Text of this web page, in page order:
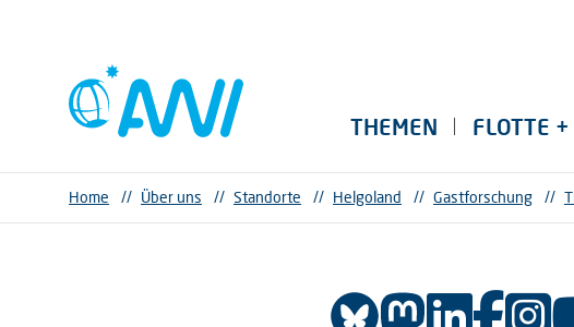
THEMEN FLOTTE
Home // Über uns // Standorte // Helgoland // Gastforschung //